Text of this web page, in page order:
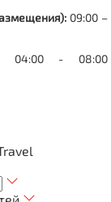
09:00 –
04:00 - 08:00